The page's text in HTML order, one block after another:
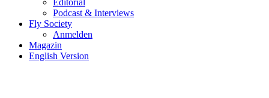
Editorial
Podcast & Interviews
Fly Society
Anmelden
Magazin
English Version